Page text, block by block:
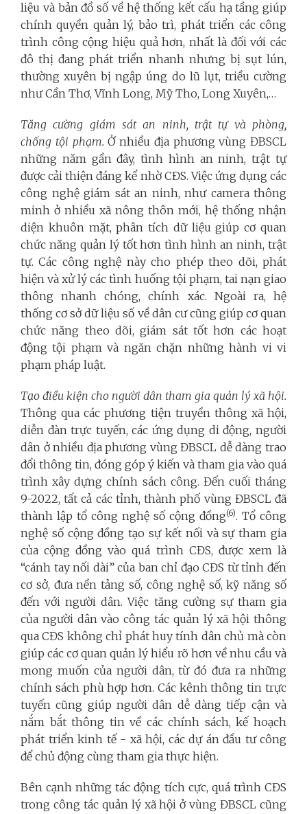
liệu và bản đồ số về hệ thống kết cấu hạ tầng giúp
chính quyền quản lý, bảo trì, phát triển các công
trình công cộng hiệu quả hơn, nhất là đối với các
đô thị đang phát triển nhanh nhưng bị sụt lún,
thường xuyên bị ngập úng do lũ lụt, triều cường
như Cần Thơ, Vĩnh Long, Mỹ Tho, Long Xuyên,…
Tăng cường giám sát an ninh, trật tự và phòng,
chống tội phạm.Ở nhiều địa phương vùng ĐBSCL
những năm gần đây, tình hình an ninh, trật tự
được cải thiện đáng kể nhờ CĐS. Việc ứng dụng các
công nghệ giám sát an ninh, như camera thông
minh ở nhiều xã nông thôn mới, hệ thống nhận
diện khuôn mặt, phân tích dữ liệu giúp cơ quan
chức năng quản lý tốt hơn tình hình an ninh, trật
tự. Các công nghệ này cho phép theo dõi, phát
hiện và xử lý các tình huống tội phạm, tai nạn giao
thông nhanh chóng, chính xác. Ngoài ra, hệ
thống cơ sở dữ liệu số về dân cư cũng giúp cơ quan
chức năng theo dõi, giám sát tốt hơn các hoạt
động tội phạm và ngăn chặn những hành vi vi
phạm pháp luật.
Tạo điều kiện cho người dân tham gia quản lý xã hội.
Thông qua các phương tiện truyền thông xã hội,
diễn đàn trực tuyến, các ứng dụng di động, người
dân ở nhiều địa phương vùng ĐBSCL dễ dàng trao
đổi thông tin, đóng góp ý kiến và tham gia vào quá
trình xây dựng chính sách công. Đến cuối tháng
9-2022, tất cả các tỉnh, thành phố vùng ĐBSCL đã
thành lập tổ công nghệ số cộng đồng(6). Tổ công
nghệ số cộng đồng tạo sự kết nối và sự tham gia
của cộng đồng vào quá trình CĐS, được xem là
“cánh tay nối dài” của ban chỉ đạo CĐS từ tỉnh đến
cơ sở, đưa nền tảng số, công nghệ số, kỹ năng số
đến với người dân. Việc tăng cường sự tham gia
của người dân vào công tác quản lý xã hội thông
qua CĐS không chỉ phát huy tính dân chủ mà còn
giúp các cơ quan quản lý hiểu rõ hơn về nhu cầu và
mong muốn của người dân, từ đó đưa ra những
chính sách phù hợp hơn. Các kênh thông tin trực
tuyến cũng giúp người dân dễ dàng tiếp cận và
nắm bắt thông tin về các chính sách, kế hoạch
phát triển kinh tế - xã hội, các dự án đầu tư công
để chủ động cùng tham gia thực hiện.
Bên cạnh những tác động tích cực, quá trình CĐS
trong công tác quản lý xã hội ở vùng ĐBSCL cũng